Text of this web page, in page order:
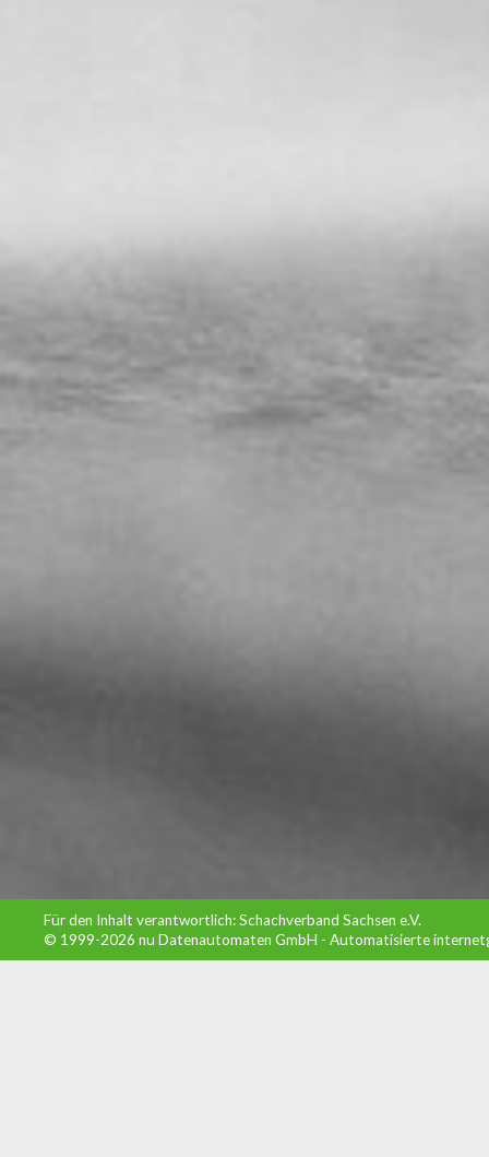
Für den Inhalt verantwortlich: Schachverband Sachsen e.V.
© 1999-2026 nu Datenautomaten GmbH - Automatisierte